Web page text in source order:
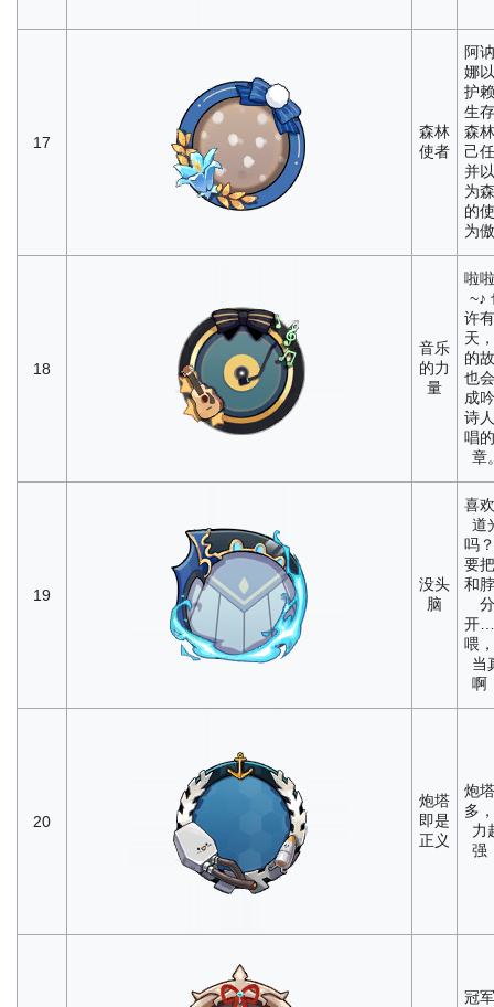
17
森林
使者
阿
娜
护
生
森
己
并
为
的
为
18
音乐
的力
量
啦
~♪
许
天
的
也
成
诗
唱
章
19
没头
脑
喜
道
吗
要
和
分
开
喂
当
啊
20
炮塔
即是
正义
炮
多
力
强
冠